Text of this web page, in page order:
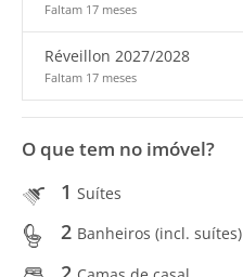
Faltam 17 meses
Réveillon 2027/2028
Faltam 17 meses
O que tem no imóvel?
1 Suítes
2 Banheiros (incl. suítes)